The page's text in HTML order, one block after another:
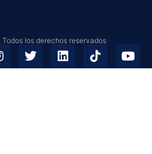
los derechos reservados